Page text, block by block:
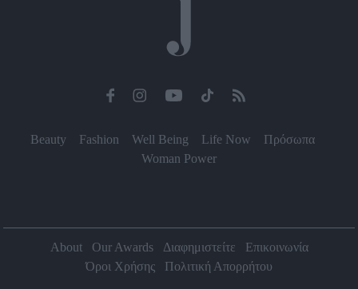
Beauty Fashion Well Being Life Now
Πρόσωπα
Woman Power
About Our Awards Διαφημιστείτε
Επικοινωνία
Όροι Χρήσης
Πολιτική Απορρήτου